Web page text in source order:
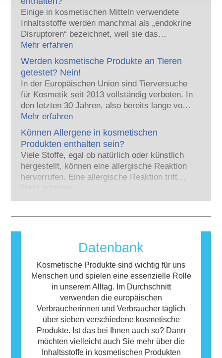
europäische Regulierungsbehörden tragen
gemeinsam die Verantwortung für die
Sicherheit von kosmetischen Produkten.
Einige in kosmetischen Mitteln verwendete
Inhaltsstoffe werden manchmal als „endokrine
Disruptoren“ bezeichnet, weil sie das
Potenzial haben, einige der Eigenschaften
unserer Hormone nachzuahmen. Aber: Nur
weil etwas das Potenzial hat, ein Hormon zu
imitieren, heißt das nicht, dass es unser
Hormonsystem auch tatsächlich stören wird.
Viele Stoffe, auch natürliche, ahmen Hormone
nach, aber nur bei sehr wenigen – und dabei
handelt es sich zumeist um wirksame
Arzneimittel – wurde jemals eine Störung des
Hormonsystems nachgewiesen. Die strengen
Sicherheitsbewertungen der kosmetischen
Produkte durch qualifizierte wissenschaftliche
Experten, zu denen die Unternehmen
gesetzlich verpflichtet sind, decken alle
Mehr erfahren
Werden kosmetische Produkte an Tieren
getestet? Nein!
In der Europäischen Union sind Tierversuche
für Kosmetik seit 2013 vollständig verboten. In
den letzten 30 Jahren, also bereits lange vor
dem Verbot, hat die Kosmetik- und
Körperpflegebranche viel in Forschung und
Entwicklung investiert, um Alternativen zu
Tierversuchen für die Bewertung der
Sicherheit von Kosmetik-Inhaltsstoffen und -
Produkten zu entwickeln.
Mehr erfahren
Können Allergene in kosmetischen
Produkten enthalten sein?
Viele Stoffe, egal ob natürlich oder künstlich
hergestellt, können eine allergische Reaktion
hervorrufen. Eine allergische Reaktion tritt
auf, wenn das Immunsystem einer Person auf
Körperpflegeprodukte können Inhaltsstoffe
enthalten, die bei manchen Menschen eine
Allergie auslösen können. Das bedeutet
jedoch nicht, dass das Produkt für andere
Personen nicht sicher ist.
Mehr erfahren
Datenbank
Kosmetische Produkte sind wichtig für uns
Menschen und spielen eine essenzielle Rolle
in unserem Alltag. Im Durchschnitt
verwenden die europäischen
Verbraucherinnen und Verbraucher täglich
über sieben verschiedene kosmetische
Produkte. Ist das bei Ihnen auch so? Dann
möchten vielleicht auch Sie mehr über die
Inhaltsstoffe in kosmetischen Produkten